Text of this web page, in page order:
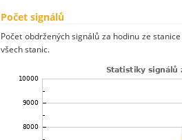
Počet signálů
Počet obdržených signálů za hodinu ze
všech stanic.